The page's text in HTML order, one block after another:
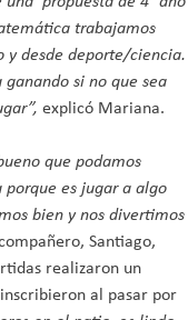
trabajamos
y desde deporte/ciencia.
si no que sea
explicó Mariana.
que podamos
es jugar a algo
bien y nos divertimos
Santiago,
realizaron un
al pasar por